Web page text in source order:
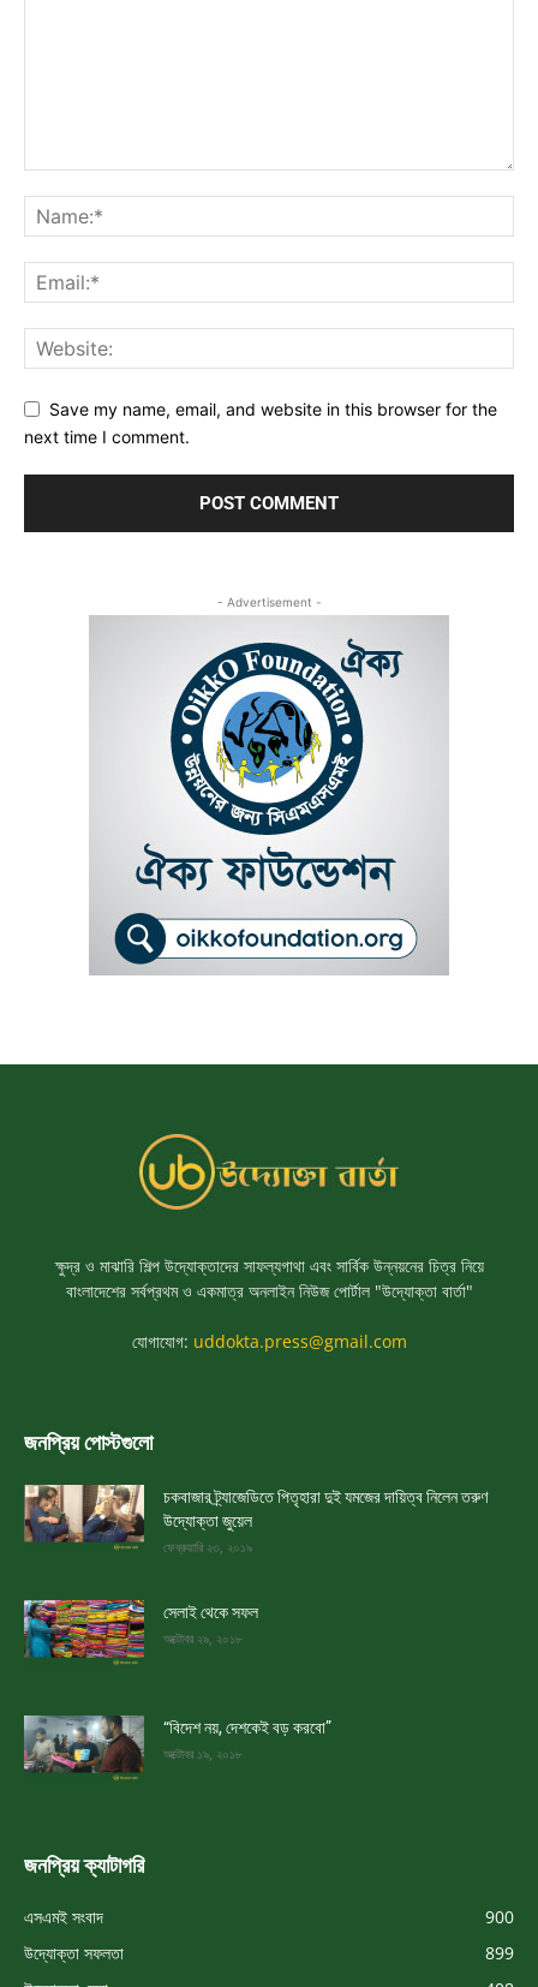
Save my name, email, and website in this browser for the
next time I comment.
- Advertisement -
ক্ষুদ্র ও মাঝারি শিল্প উদ্যোক্তাদের সাফল্যগাথা এবং সার্বিক উন্নয়নের চিত্র নিয়ে
বাংলাদেশের সর্বপ্রথম ও একমাত্র অনলাইন নিউজ পোর্টাল "উদ্যোক্তা বার্তা"
যোগাযোগ: uddokta.press@gmail.com
জনপ্রিয় পোস্টগুলো
চকবাজার ট্র্যাজেডিতে পিতৃহারা দুই যমজের দায়িত্ব নিলেন তরুণ
উদ্যোক্তা জুয়েল
ফেব্রুয়ারি ২৩, ২০১৯
সেলাই থেকে সফল
অক্টোবর ২৯, ২০১৮
“বিদেশ নয়, দেশকেই বড় করবো”
অক্টোবর ১৯, ২০১৮
জনপ্রিয় ক্যাটাগরি
এসএমই সংবাদ
900
উদ্যোক্তা সফলতা
899